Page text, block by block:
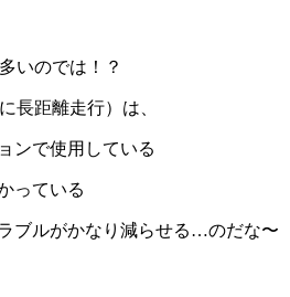
いのでは！？
長距離走行）は、
で使用している
っている
ルがかなり減らせる…のだな〜